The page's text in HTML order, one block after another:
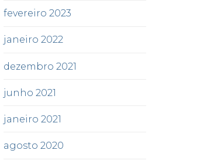
fevereiro 2023
janeiro 2022
dezembro 2021
junho 2021
janeiro 2021
agosto 2020